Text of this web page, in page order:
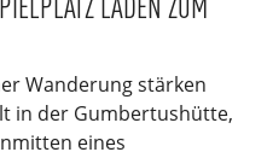
Wanderung stärken
in der Gumbertushütte,
eines